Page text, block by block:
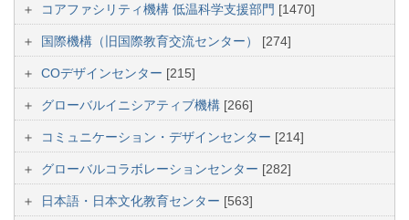
コアファシリティ機構 低温科学支援部門 [1470]
国際機構（旧国際教育交流センター） [274]
COデザインセンター [215]
グローバルイニシアティブ機構 [266]
コミュニケーション・デザインセンター [214]
グローバルコラボレーションセンター [282]
日本語・日本文化教育センター [563]